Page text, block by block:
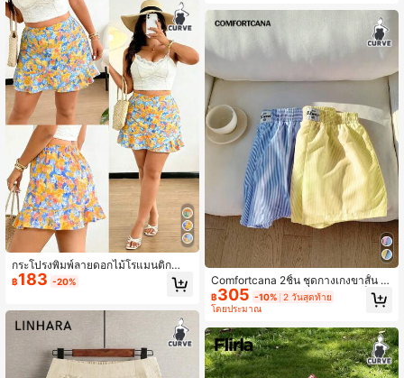
กระโปรงพิมพ์ลายดอกไม้โรแมนติกสำห
รับผู้หญิงไซส์ใหญ่, กระโปรงชายระบาย
เอวยืดหยุ่น, ทรงครอบคลุม, เหมาะสำห
น
฿183 -20%
Comfortcana 2ชิ้น ชุดกางเกงขาสั้น สี
ลายทาง สำหรับสตรีไซส์ใหญ่ ใส่เป็นเค
รื่องแต่งกายประจำวัน
฿305 -10% 2 วันสุดท้าย
โดยประมาณ